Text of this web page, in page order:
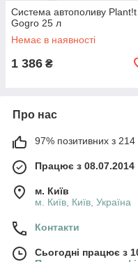
Система автополиву Plant!t
Gogro 25 л
Немає в наявності
1 386 ₴
Про нас
97% позитивних з 214
Працює з 08.07.2014
м. Київ
м. Київ, Київ, Україна
Контакти
Сьогодні працює з